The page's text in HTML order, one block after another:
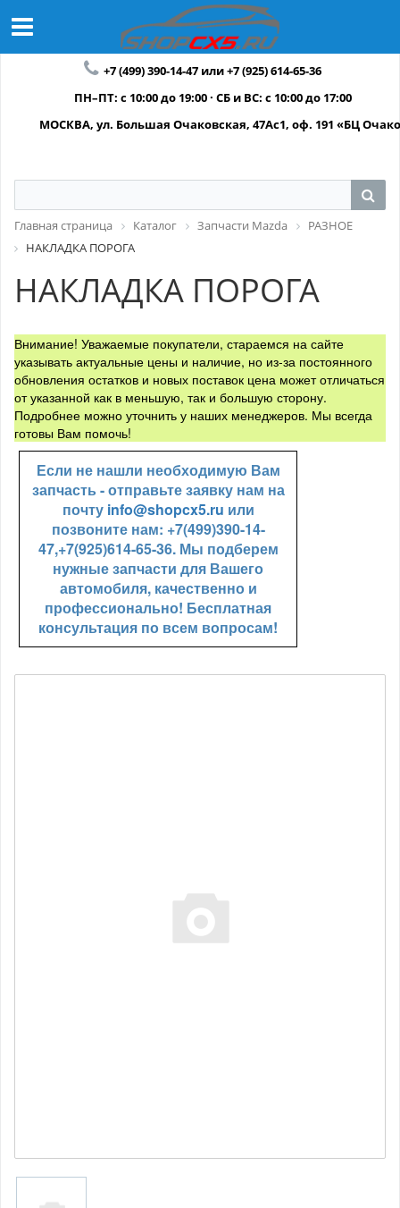
+7 (499) 390-14-47 или +7 (925) 614-65-36
ПН–ПТ: с 10:00 до 19:00 · СБ и ВС: с 10:00 до 17:00
МОСКВА, ул. Большая Очаковская, 47Ас1, оф. 191 «БЦ
Главная страница Каталог Запчасти Mazda
РАЗНОЕ
НАКЛАДКА ПОРОГА
НАКЛАДКА ПОРОГА
Внимание! Уважаемые покупатели, стараемся на сайте
указывать актуальные цены и наличие, но из-за постоянного
обновления остатков и новых поставок цена может отличаться
от указанной как в меньшую, так и большую сторону.
Подробнее можно уточнить у наших менеджеров. Мы всегда
готовы Вам помочь!
Если не нашли необходимую Вам
запчасть - отправьте заявку нам на
почту info@shopcx5.ru или
позвоните нам: +7(499)390-14-
47,+7(925)614-65-36. Мы подберем
нужные запчасти для Вашего
автомобиля, качественно и
профессионально! Бесплатная
консультация по всем вопросам!